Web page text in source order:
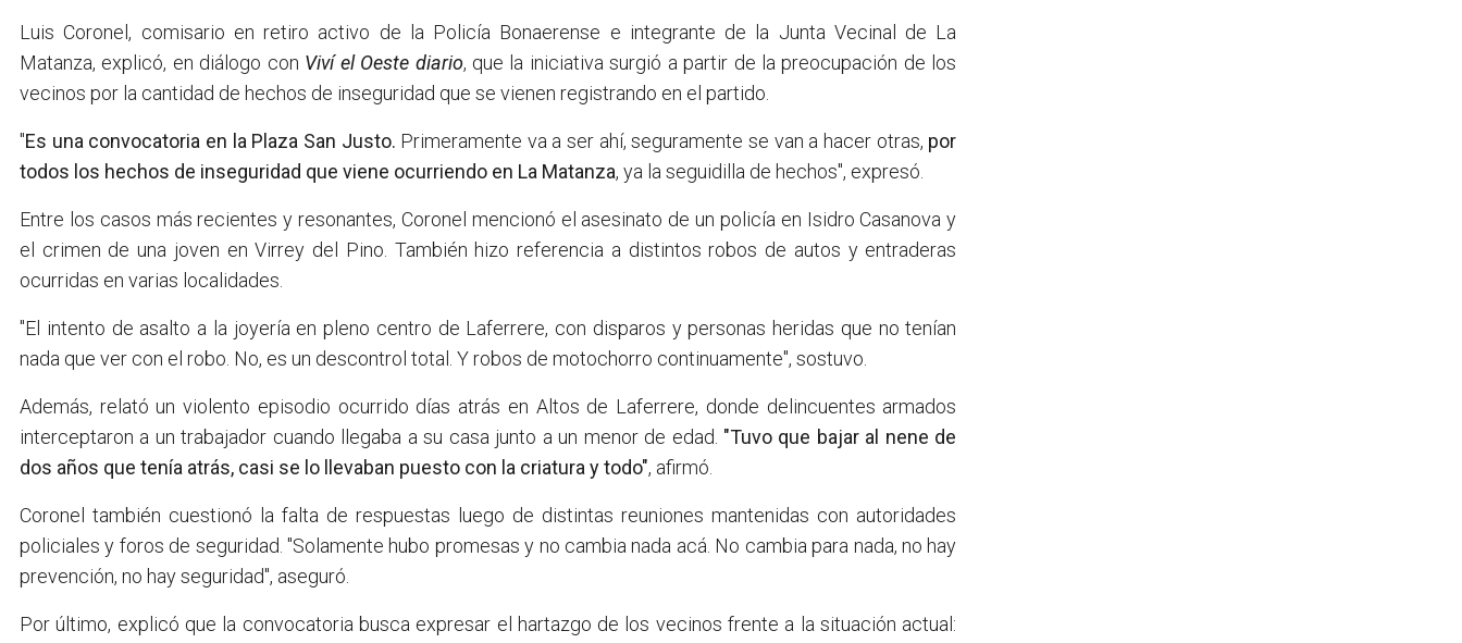
Luis Coronel, comisario en retiro activo de la Policía Bonaerense e integrante de la Junta Vecinal de La
Matanza, explicó, en diálogo con Viví el Oeste diario, que la iniciativa surgió a partir de la preocupación de los
vecinos por la cantidad de hechos de inseguridad que se vienen registrando en el partido.
"Es una convocatoria en la Plaza San Justo. Primeramente va a ser ahí, seguramente se van a hacer otras, por
todos los hechos de inseguridad que viene ocurriendo en La Matanza, ya la seguidilla de hechos", expresó.
Entre los casos más recientes y resonantes, Coronel mencionó el asesinato de un policía en Isidro Casanova y
el crimen de una joven en Virrey del Pino. También hizo referencia a distintos robos de autos y entraderas
ocurridas en varias localidades.
"El intento de asalto a la joyería en pleno centro de Laferrere, con disparos y personas heridas que no tenían
nada que ver con el robo. No, es un descontrol total. Y robos de motochorro continuamente", sostuvo.
Además, relató un violento episodio ocurrido días atrás en Altos de Laferrere, donde delincuentes armados
interceptaron a un trabajador cuando llegaba a su casa junto a un menor de edad. "Tuvo que bajar al nene de
dos años que tenía atrás, casi se lo llevaban puesto con la criatura y todo", afirmó.
Coronel también cuestionó la falta de respuestas luego de distintas reuniones mantenidas con autoridades
policiales y foros de seguridad. "Solamente hubo promesas y no cambia nada acá. No cambia para nada, no hay
prevención, no hay seguridad", aseguró.
Por último, explicó que la convocatoria busca expresar el hartazgo de los vecinos frente a la situación actual: